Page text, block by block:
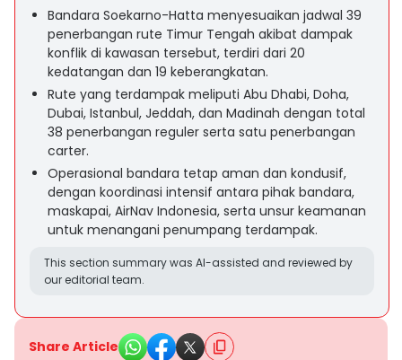
Bandara Soekarno-Hatta menyesuaikan jadwal 39
penerbangan rute Timur Tengah akibat dampak
konflik di kawasan tersebut, terdiri dari 20
kedatangan dan 19 keberangkatan.
Rute yang terdampak meliputi Abu Dhabi, Doha,
Dubai, Istanbul, Jeddah, dan Madinah dengan total
38 penerbangan reguler serta satu penerbangan
carter.
Operasional bandara tetap aman dan kondusif,
dengan koordinasi intensif antara pihak bandara,
maskapai, AirNav Indonesia, serta unsur keamanan
untuk menangani penumpang terdampak.
This section summary was AI-assisted and reviewed by
our editorial team.
Share Article